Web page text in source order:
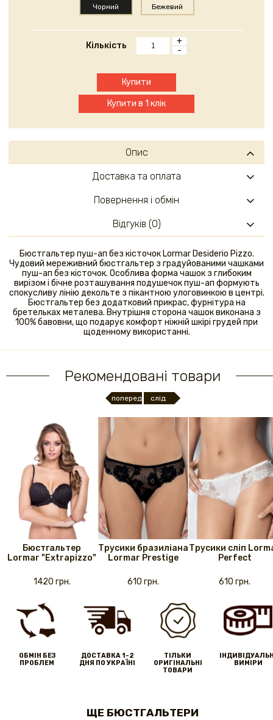
Чорний Бежевий
Кількість
+
-
Купити
Купити в 1 клік
Опис
Бюстгальтер пуш-ап без кісточок Lormar Desiderio Pizzo.
Чудовий мереживний бюстгальтер з градуйованими чашками
пуш-ап без кісточок. Особлива форма чашок з глибоким
вирізом і бічне розташування подушечок пуш-ап формують
спокусливу лінію декольте з пікантною улоговинкою в центрі.
Бюстгальтер без додатковий прикрас, фурнітура на
бретельках металева. Внутрішня сторона чашок виконана з
100% бавовни, що подарує комфорт ніжній шкірі грудей при
щоденному використанні.
Доставка та оплата
Повернення і обмін
Відгуків (0)
Рекомендовані товари
поперед. слід.
Бюстгальтер
Lormar "Extrapizzo"
1420 грн.
Трусики бразиліана
Lormar Prestige
610 грн.
Трусики сліп
Perfect
610 грн.
ОБМІН БЕЗ
ПРОБЛЕМ
ДОСТАВКА 1-2
ДНЯ ПО УКРАЇНІ
ТІЛЬКИ
ОРИГІНАЛЬНІ
ТОВАРИ
ВИМІРИ
ЩЕ БЮСТГАЛЬТЕРИ